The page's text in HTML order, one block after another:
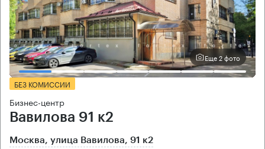
Еще 2 фото
БЕЗ КОМИССИИ
Бизнес-центр
Вавилова 91 к2
Москва, улица Вавилова, 91 к2